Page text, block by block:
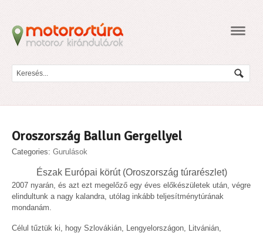
Oroszország Ballun Gergellyel
Categories: Gurulások
Észak Európai körút (Oroszország túrarészlet)
2007 nyarán, és azt ezt megelőző egy éves előkészületek után, végre
elindultunk a nagy kalandra, utólag inkább teljesítménytúrának
mondanám.
Célul tűztük ki, hogy Szlovákián, Lengyelországon, Litvánián,